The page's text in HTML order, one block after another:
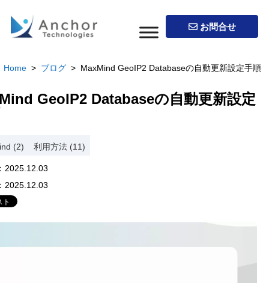
お問合せ
Home > ブログ > MaxMind GeoIP2 Databaseの自動更新設定手順
GeoIP2 Databaseの自動更新設定
(2) 利用方法 (11)
2025.12.03
2025.12.03